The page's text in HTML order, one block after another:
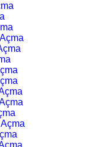
Açma